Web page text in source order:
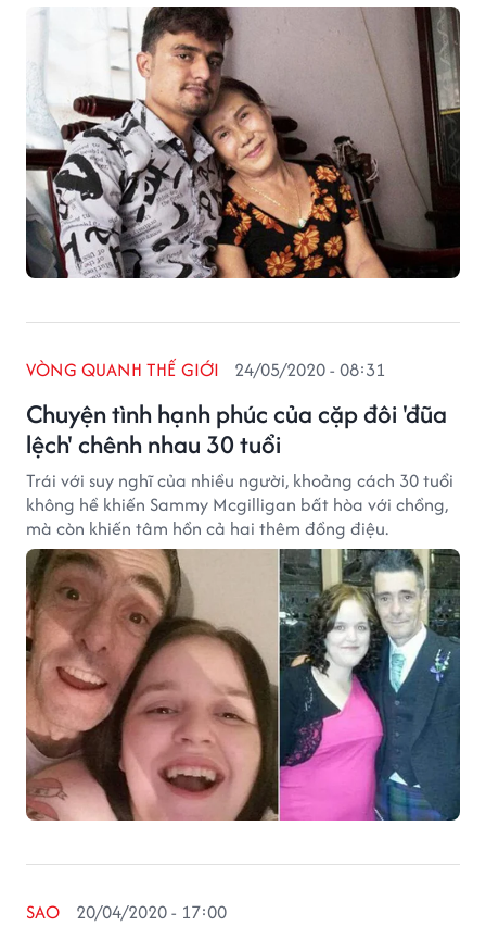
Chuyện tình hạnh phúc của cặp đôi 'đũa
lệch' chênh nhau 30 tuổi
VÒNG QUANH THẾ GIỚI 24/05/2020 - 08:31
Trái với suy nghĩ của nhiều người, khoảng cách 30 tuổi
không hề khiến Sammy Mcgilligan bất hòa với chồng,
mà còn khiến tâm hồn cả hai thêm đồng điệu.
SAO 20/04/2020 - 17:00